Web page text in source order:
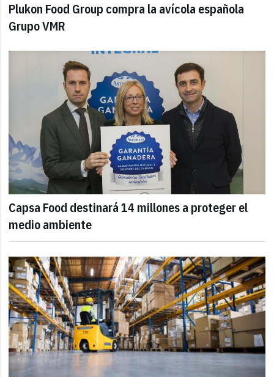
Plukon Food Group compra la avícola española
Grupo VMR
Capsa Food destinará 14 millones a proteger el
medio ambiente